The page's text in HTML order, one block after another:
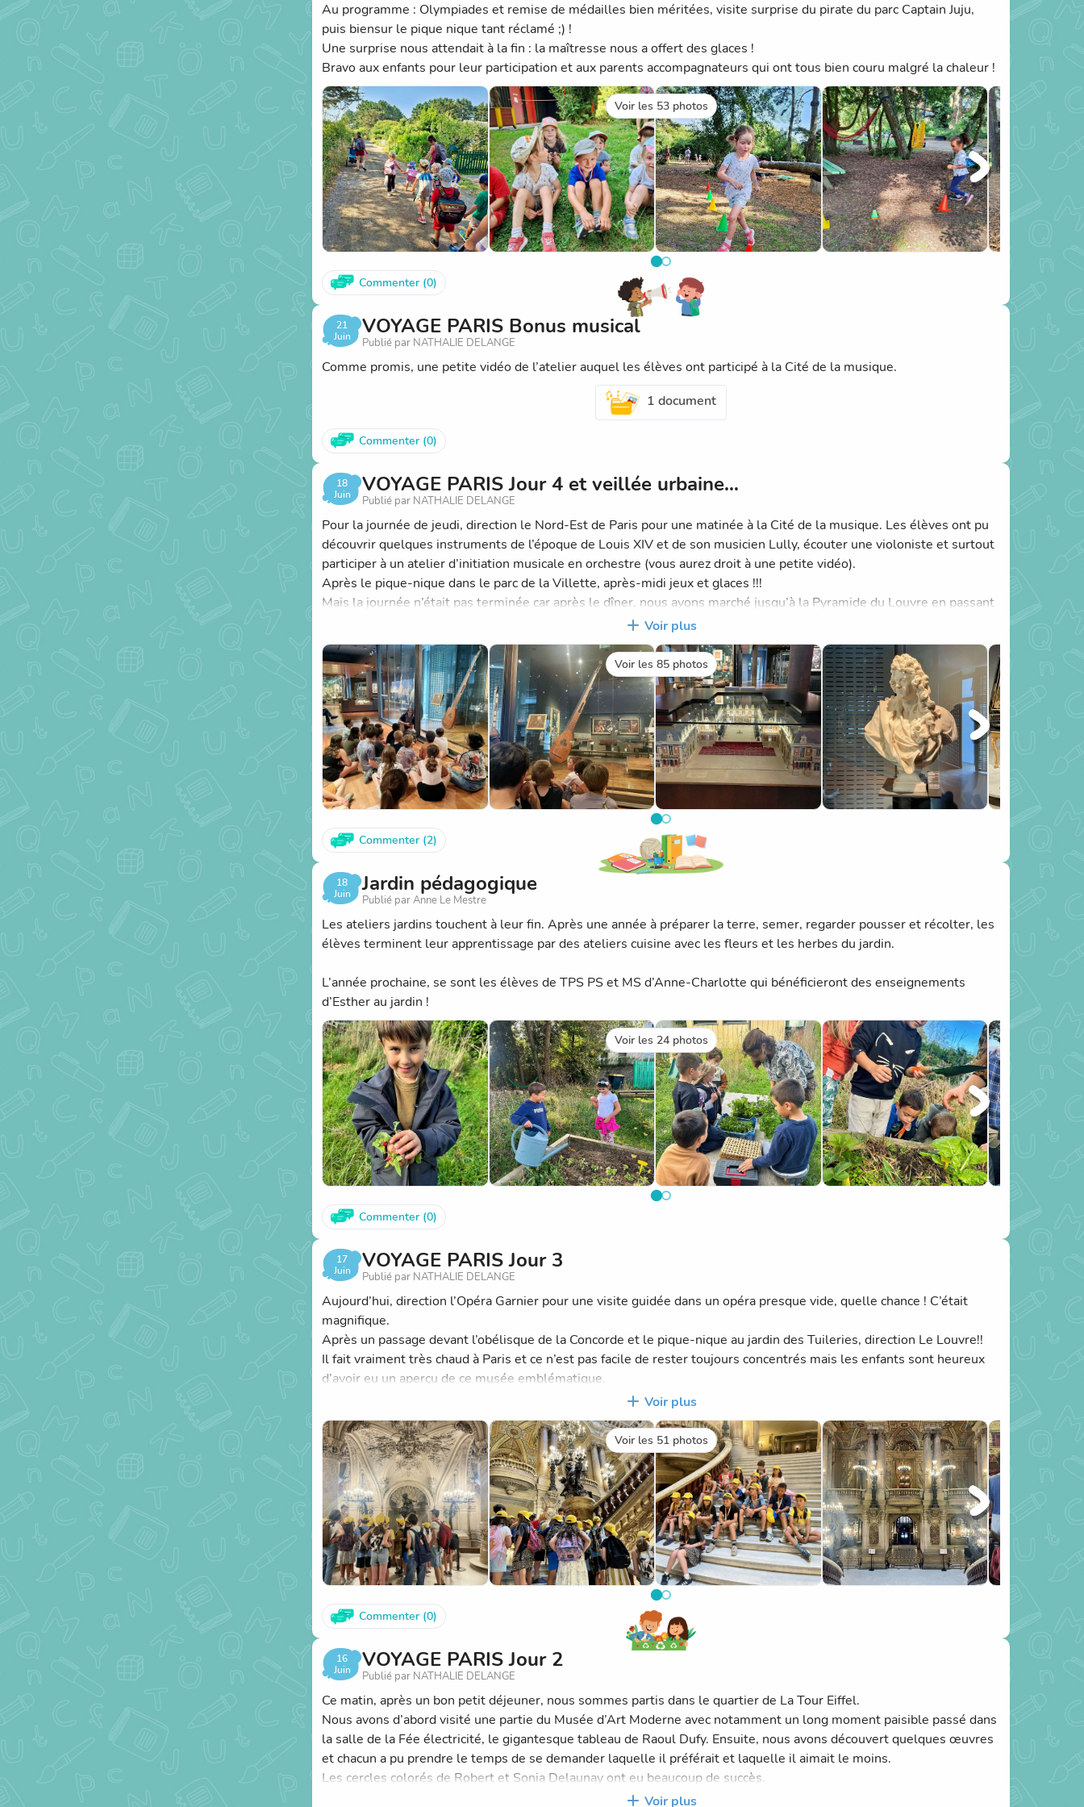
Au programme : Olympiades et remise de médailles bien méritées, visite surprise du pirate du parc Captain Juju,
puis biensur le pique nique tant réclamé ;) !
Une surprise nous attendait à la fin : la maîtresse nous a offert des glaces !
Bravo aux enfants pour leur participation et aux parents accompagnateurs qui ont tous bien couru malgré la chaleur !
Voir les 53 photos
Commenter (0)
21
Juin
VOYAGE PARIS Bonus musical
Publié par NATHALIE DELANGE
Comme promis, une petite vidéo de l’atelier auquel les élèves ont participé à la Cité de la musique.
1 document
Commenter (0)
18
Juin
VOYAGE PARIS Jour 4 et veillée urbaine…
Publié par NATHALIE DELANGE
Pour la journée de jeudi, direction le Nord-Est de Paris pour une matinée à la Cité de la musique. Les élèves ont pu
découvrir quelques instruments de l’époque de Louis XIV et de son musicien Lully, écouter une violoniste et surtout
participer à un atelier d’initiation musicale en orchestre (vous aurez droit à une petite vidéo).
Après le pique-nique dans le parc de la Villette, après-midi jeux et glaces !!!
Mais la journée n’était pas terminée car après le dîner, nous avons marché jusqu’à la Pyramide du Louvre en passant
par l’île de la Cité et la cathédrale Notre-Dame, traversé la « Caverne du Pont-Neuf », gigantesque œuvre
contemporaine éphémère installée sur le pont et même aperçu la Tour Eiffel illuminée!
Ce matin, nous bouclons les valises et faisons un petit tour dans le quartier du Marais où se trouve l’auberge avant
de reprendre le train.
À ce soir les parents !!
Voir plus
Voir les 85 photos
Commenter (2)
18
Juin
Jardin pédagogique
Publié par Anne Le Mestre
Les ateliers jardins touchent à leur fin. Après une année à préparer la terre, semer, regarder pousser et récolter, les
élèves terminent leur apprentissage par des ateliers cuisine avec les fleurs et les herbes du jardin.
L’année prochaine, se sont les élèves de TPS PS et MS d’Anne-Charlotte qui bénéficieront des enseignements
d’Esther au jardin !
Voir les 24 photos
Commenter (0)
17
Juin
VOYAGE PARIS Jour 3
Publié par NATHALIE DELANGE
Aujourd’hui, direction l’Opéra Garnier pour une visite guidée dans un opéra presque vide, quelle chance ! C’était
magnifique.
Après un passage devant l’obélisque de la Concorde et le pique-nique au jardin des Tuileries, direction Le Louvre!!
Il fait vraiment très chaud à Paris et ce n’est pas facile de rester toujours concentrés mais les enfants sont heureux
d’avoir eu un aperçu de ce musée emblématique.
Nous avons profité de la fraîcheur du sous-sol pour visiter le Louvre médiéval avant d’aller à la rencontre de
quelques-uns des chefs d’œuvres du musée.
Nous avons abandonné pour aujourd’hui le retour à pied par l’île de la Cité à cause de la chaleur…
À demain pour la suite des aventures !
Voir plus
Voir les 51 photos
Commenter (0)
16
Juin
VOYAGE PARIS Jour 2
Publié par NATHALIE DELANGE
Ce matin, après un bon petit déjeuner, nous sommes partis dans le quartier de La Tour Eiffel.
Nous avons d’abord visité une partie du Musée d’Art Moderne avec notamment un long moment paisible passé dans
la salle de la Fée électricité, le gigantesque tableau de Raoul Dufy. Ensuite, nous avons découvert quelques œuvres
et chacun a pu prendre le temps de se demander laquelle il préférait et laquelle il aimait le moins.
Les cercles colorés de Robert et Sonia Delaunay ont eu beaucoup de succès.
Après un pique nique de l’autre côté de la Seine, nous nous sommes enfin approchés de la Tour Eiffel et surprise…
Voir plus